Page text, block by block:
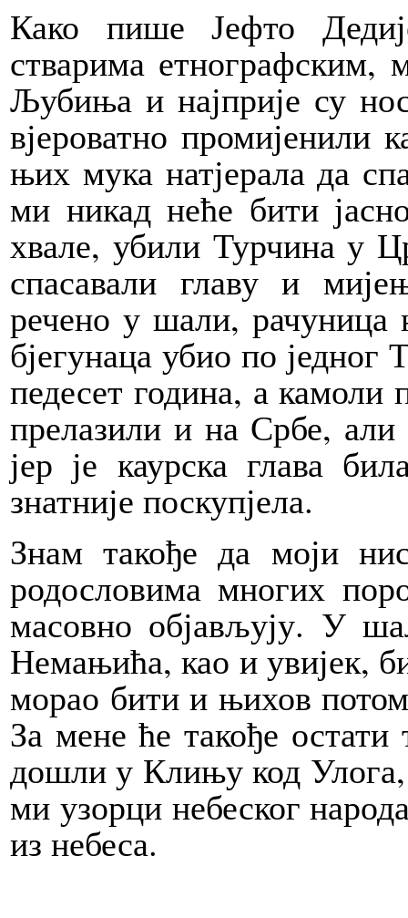
Како пише Јефто
стварима
Љубиња и најприје су
вјероватно промијенили
њих мука натјерала да
ми никад неће бити
хвале, убили Турчина у
спасавали главу и
речено у шали, рачуница
бјегунаца убио по
педесет година, а камоли
прелазили и на Србе, али
јер је каурска глава
знатније поскупјела.
Знам такође да моји
родословима многих
масовно објављују. У
Немањића, као и увијек,
морао бити и њихов
За мене ће такође
дошли у Клињу код
ми узорци небеског
из небеса.